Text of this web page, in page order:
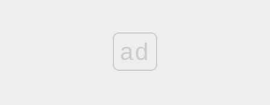
ad